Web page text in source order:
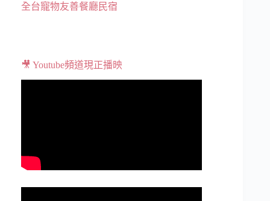
全台寵物友善餐廳民宿
🎥 Youtube頻道現正播映